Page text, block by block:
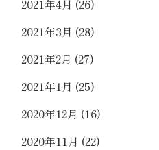
2021年4月 (26)
2021年3月 (28)
2021年2月 (27)
2021年1月 (25)
2020年12月 (16)
2020年11月 (22)